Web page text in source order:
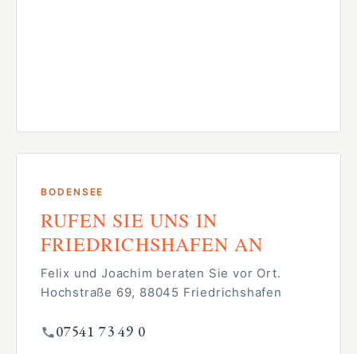
BODENSEE
RUFEN SIE UNS IN
FRIEDRICHSHAFEN AN
Felix und Joachim beraten Sie vor Ort.
Hochstraße 69, 88045 Friedrichshafen
07541 73 49 0